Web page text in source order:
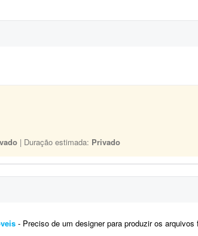
| Duração estimada: Privado
- Preciso de um designer para produzir os arquivos finais de um logotipo já